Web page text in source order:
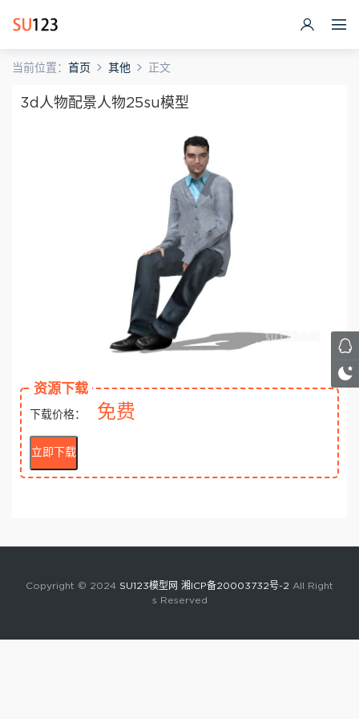
当前位置： 首页 其他 正文
3d人物配景人物25su模型
资源下载
下载价格： 免费
立即下载
Copyright © 2024 SU123模型网 湘ICP备20003732号-2 All Right
s Reserved